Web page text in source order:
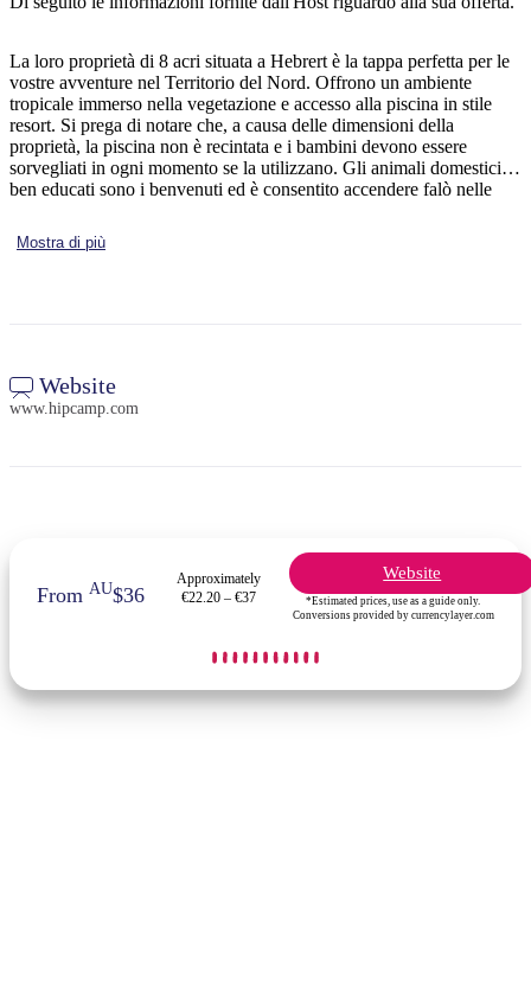
Cerca:
La loro proprietà di 8 acri situata a Hebrert è la tappa perfetta per le
vostre avventure nel Territorio del Nord. Offrono un ambiente
tropicale immerso nella vegetazione e accesso alla piscina in stile
resort. Si prega di notare che, a causa delle dimensioni della
proprietà, la piscina non è recintata e i bambini devono essere
sorvegliati in ogni momento se la utilizzano. Gli animali domestici
ben educati sono i benvenuti ed è consentito accendere falò nelle
Mostra di più
Website
www.hipcamp.com
FromAU$36
Approximately
€22.20 – €37
Website
*Estimated prices, use as a guide only.
Conversions provided by currencylayer.com